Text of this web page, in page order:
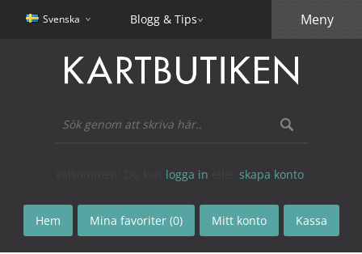
Svenska Blogg & Tips
logga in skapa konto
Hem Mina favoriter (0) Mitt konto Kassa
Meny